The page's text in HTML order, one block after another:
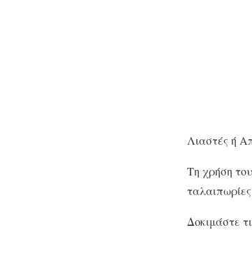
Λιαστές ή
Τη χρήση
Δοκιμάστε